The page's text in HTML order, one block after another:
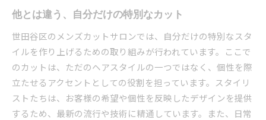
他とは違う、自分だけの特別なカット
世田谷区のメンズカットサロンでは、自分だけの特別なスタ
イルを作り上げるための取り組みが行われています。ここで
のカットは、ただのヘアスタイルの一つではなく、個性を際
立たせるアクセントとしての役割を担っています。スタイリ
ストたちは、お客様の希望や個性を反映したデザインを提供
するため、最新の流行や技術に精通しています。また、日常